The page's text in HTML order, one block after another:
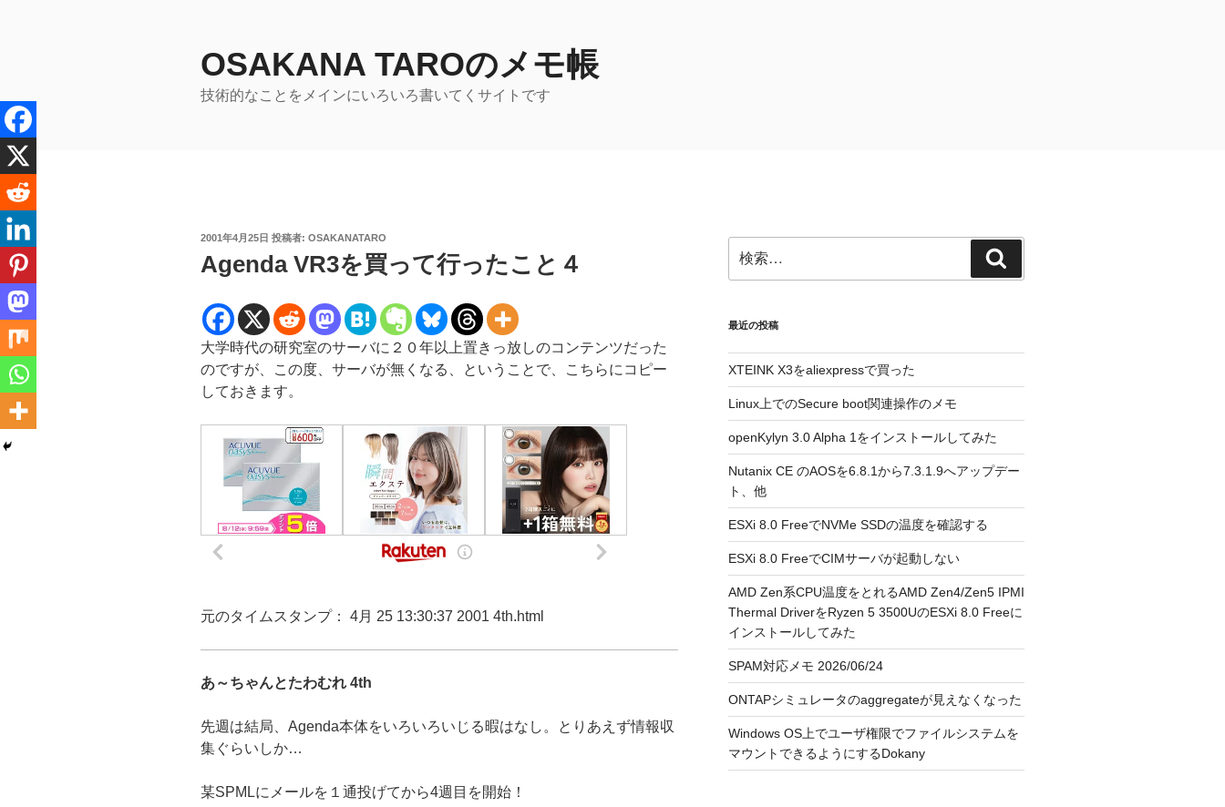
へ
ス
キ
プ
OSAKANA TAROのメモ帳
技術的なことをメインにいろいろ書いてくサイトです
投
日:
2001年4月25日 投稿者: OSAKANATARO
Agenda VR3を買って行ったこと４
大学時代の研究室のサーバに２０年以上置きっ放しのコンテンツだった
のですが、この度、サーバが無くなる、ということで、こちらにコピー
しておきます。
元のタイムスタンプ： 4月 25 13:30:37 2001 4th.html
あ～ちゃんとたわむれ 4th
先週は結局、Agenda本体をいろいろいじる暇はなし。とりあえず情報収
集ぐらいしか…
某SPMLにメールを１通投げてから4週目を開始！
索:
索
最近の投稿
XTEINK X3をaliexpressで買った
Linux上でのSecure boot関連操作のメモ
openKylyn 3.0 Alpha 1をインストールしてみた
Nutanix CE のAOSを6.8.1から7.3.1.9へアップデー
ト、他
ESXi 8.0 FreeでNVMe SSDの温度を確認する
ESXi 8.0 FreeでCIMサーバが起動しない
AMD Zen系CPU温度をとれるAMD Zen4/Zen5 IPMI
Thermal DriverをRyzen 5 3500UのESXi 8.0 Freeに
インストールしてみた
SPAM対応メモ 2026/06/24
ONTAPシミュレータのaggregateが見えなくなった
Windows OS上でユーザ権限でファイルシステムを
マウントできるようにするDokany